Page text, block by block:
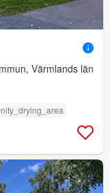
Värmlands län